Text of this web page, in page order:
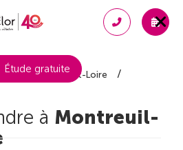
Étude gratuiteIndre-et-Loire
à Montreuil-